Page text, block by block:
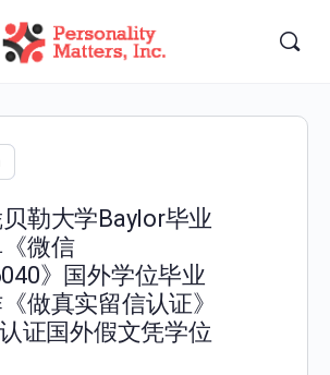
勒大学Baylor毕业
微信
》国外学位毕业
做真实留信认证》
证国外假文凭学位